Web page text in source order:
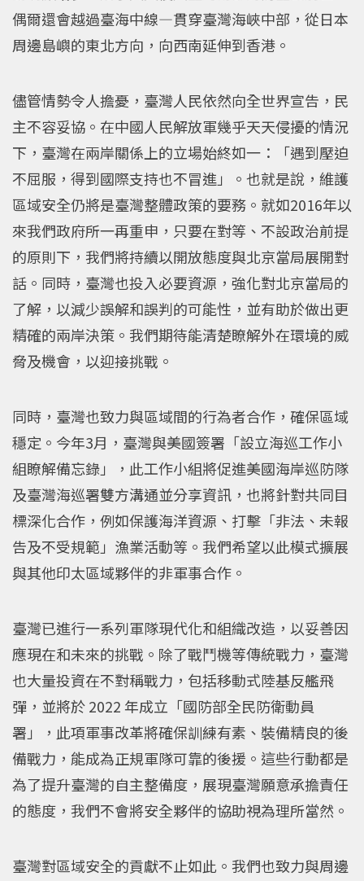
偶爾還會越過臺海中線—貫穿臺灣海峽中部，從日本
周邊島嶼的東北方向，向西南延伸到香港。
儘管情勢令人擔憂，臺灣人民依然向全世界宣告，民
主不容妥協。在中國人民解放軍幾乎天天侵擾的情況
下，臺灣在兩岸關係上的立場始終如一：「遇到壓迫
不屈服，得到國際支持也不冒進」。也就是說，維護
區域安全仍將是臺灣整體政策的要務。就如2016年以
來我們政府所一再重申，只要在對等、不設政治前提
的原則下，我們將持續以開放態度與北京當局展開對
話。同時，臺灣也投入必要資源，強化對北京當局的
了解，以減少誤解和誤判的可能性，並有助於做出更
精確的兩岸決策。我們期待能清楚瞭解外在環境的威
脅及機會，以迎接挑戰。
同時，臺灣也致力與區域間的行為者合作，確保區域
穩定。今年3月，臺灣與美國簽署「設立海巡工作小
組瞭解備忘錄」，此工作小組將促進美國海岸巡防隊
及臺灣海巡署雙方溝通並分享資訊，也將針對共同目
標深化合作，例如保護海洋資源、打擊「非法、未報
告及不受規範」漁業活動等。我們希望以此模式擴展
與其他印太區域夥伴的非軍事合作。
臺灣已進行一系列軍隊現代化和組織改造，以妥善因
應現在和未來的挑戰。除了戰鬥機等傳統戰力，臺灣
也大量投資在不對稱戰力，包括移動式陸基反艦飛
彈，並將於 2022 年成立「國防部全民防衛動員
署」，此項軍事改革將確保訓練有素、裝備精良的後
備戰力，能成為正規軍隊可靠的後援。這些行動都是
為了提升臺灣的自主整備度，展現臺灣願意承擔責任
的態度，我們不會將安全夥伴的協助視為理所當然。
臺灣對區域安全的貢獻不止如此。我們也致力與周邊